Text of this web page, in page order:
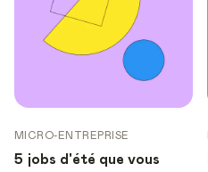
MICRO-ENTREPRISE
5 jobs d'été que vous